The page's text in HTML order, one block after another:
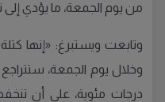
من يوم الجمعة، ما يؤدي إلى
وتابعت ويستبرغ: «إنها
وخلال يوم الجمعة،
درجات مئوية، على أن